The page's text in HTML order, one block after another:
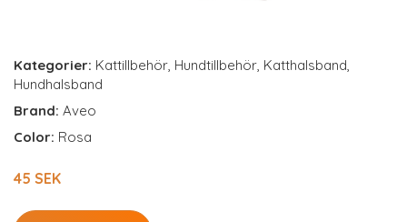
Kategorier: Kattillbehör Hundtillbehör Katthalsband
Hundhalsband
Brand: Aveo
Color: Rosa
45 SEK